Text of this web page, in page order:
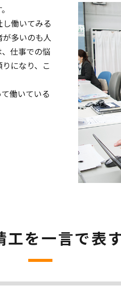
働いてみる
多いのも人
仕事での悩
になり、こ
働いている
工を一言で表